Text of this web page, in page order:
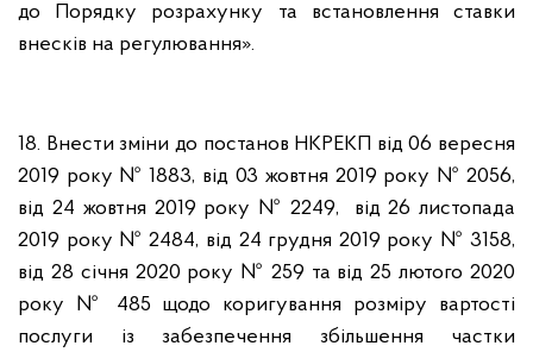
до Порядку розрахунку та встановлення ставки
внесків на регулювання».
18. Внести зміни до постанов НКРЕКП від 06 вересня
2019 року № 1883, від 03 жовтня 2019 року № 2056,
від 24 жовтня 2019 року № 2249, від 26 листопада
2019 року № 2484, від 24 грудня 2019 року № 3158,
від 28 січня 2020 року № 259 та від 25 лютого 2020
року № 485 щодо коригування розміру вартості
послуги із забезпечення збільшення частки